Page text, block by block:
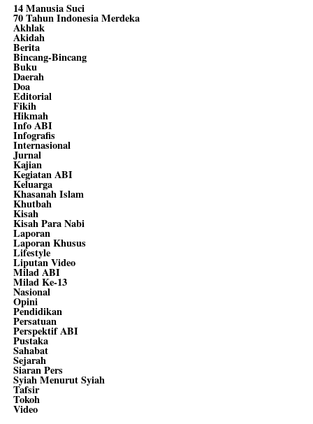
14 Manusia Suci
70 Tahun Indonesia Merdeka
Akhlak
Akidah
Berita
Bincang-Bincang
Buku
Daerah
Doa
Editorial
Fikih
Hikmah
Info ABI
Infografis
Internasional
Jurnal
Kajian
Kegiatan ABI
Keluarga
Khasanah Islam
Khutbah
Kisah
Kisah Para Nabi
Laporan
Laporan Khusus
Lifestyle
Liputan Video
Milad ABI
Milad Ke-13
Nasional
Opini
Pendidikan
Persatuan
Perspektif ABI
Pustaka
Sahabat
Sejarah
Siaran Pers
Syiah Menurut Syiah
Tafsir
Tokoh
Video